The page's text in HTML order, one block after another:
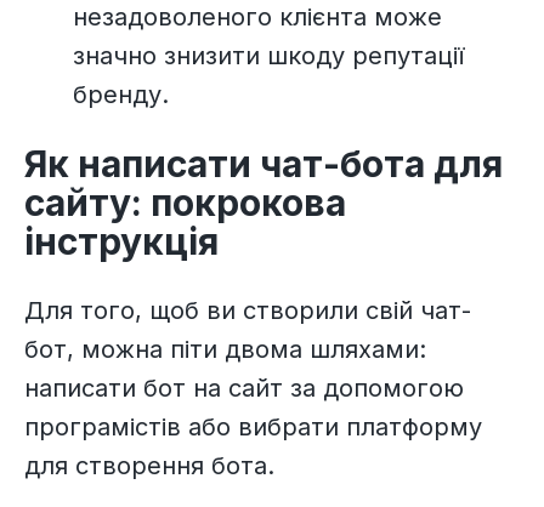
незадоволеного клієнта може
значно знизити шкоду репутації
бренду.
Як написати чат-бота для
сайту: покрокова
інструкція
Для того, щоб ви створили свій чат-
бот, можна піти двома шляхами:
написати бот на сайт за допомогою
програмістів або вибрати платформу
для створення бота.